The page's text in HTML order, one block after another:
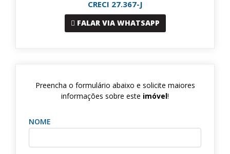
CRECI 27.367-J
FALAR VIA WHATSAPP
Preencha o formulário abaixo e solicite maiores
informações sobre este imóvel!
NOME